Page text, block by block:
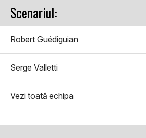
Scenariul:
Robert Guédiguian
Serge Valletti
Vezi toată echipa